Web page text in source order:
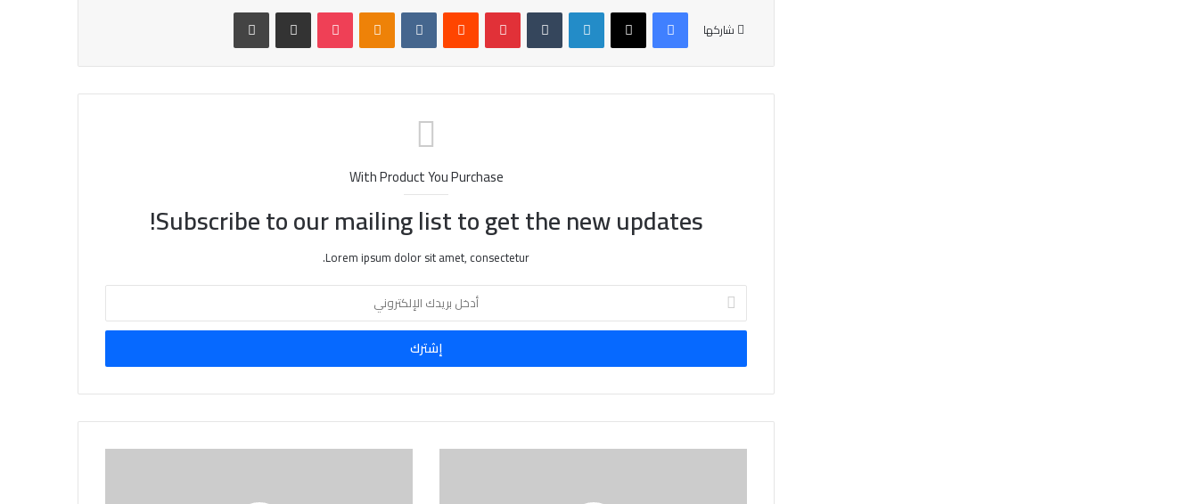
شاركها
فيسبوك لينكدإن بينتيريست بوكيت
With Product You Purchase
Subscribe to our mailing list to get the new updates!
Lorem ipsum dolor sit amet, consectetur.
خ
ب
د